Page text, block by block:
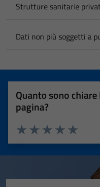
Strutture sanitarie
Dati non più soggetti a
Quanto sono
pagina?
Valuta 5
Valuta 4
Valuta 3 stelle
Valuta 2 stelle su 5
Valuta 1 stelle su 5